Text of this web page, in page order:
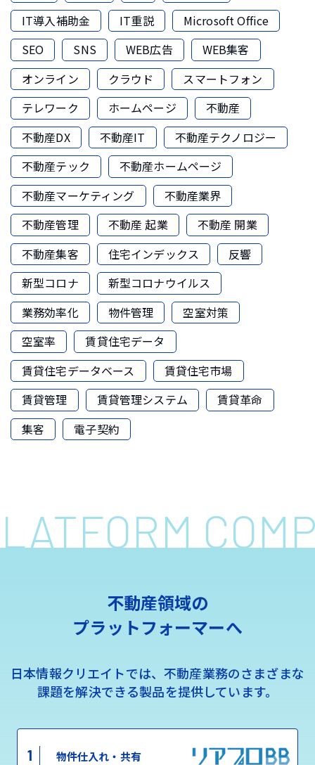
IT導入補助金 IT重説
Microsoft Office
SEO
SNS WEB広告
WEB集客
オンライン
クラウド
スマートフォン
テレワーク
ホームページ
不動産
不動産DX
不動産IT
不動産テクノロジー
不動産テック
不動産ホームページ
不動産マーケティング
不動産業界
不動産管理
不動産 起業
不動産 開業
不動産集客
住宅インデックス
反響
新型コロナ
新型コロナウイルス
業務効率化
物件管理
空室対策
空室率
賃貸住宅データ
賃貸住宅データベース
賃貸住宅市場
賃貸管理
賃貸管理システム
賃貸革命
集客
電子契約
不動産領域の
プラットフォーマーへ
日本情報クリエイトでは、不動産業務のさまざまな
課題を解決できる製品を提供しています。
1 物件仕入れ・共有